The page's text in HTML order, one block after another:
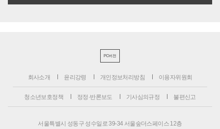
PC버전
회사소개 윤리강령 개인정보처리방침 이용자위원회
청소년보호정책 정정·반론보도 기사심의규정 불편신고
서울특별시 성동구 성수일로 39-34 서울숲더스페이스 12층